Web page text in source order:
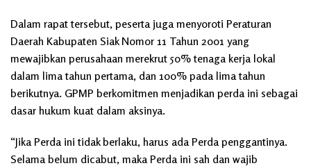
Dalam rapat tersebut, peserta juga menyoroti Peraturan
Daerah Kabupaten Siak Nomor 11 Tahun 2001 yang
mewajibkan perusahaan merekrut 50% tenaga kerja lokal
dalam lima tahun pertama, dan 100% pada lima tahun
berikutnya. GPMP berkomitmen menjadikan perda ini sebagai
dasar hukum kuat dalam aksinya.
“Jika Perda ini tidak berlaku, harus ada Perda penggantinya.
Selama belum dicabut, maka Perda ini sah dan wajib